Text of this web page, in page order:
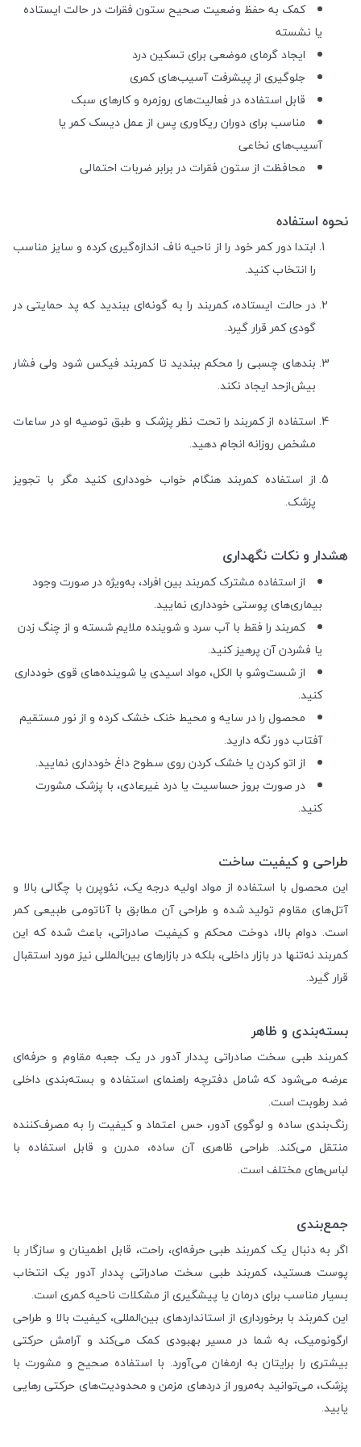
کمک به حفظ وضعیت صحیح ستون فقرات در حالت ایستاده
یا نشسته
ایجاد گرمای موضعی برای تسکین درد
جلوگیری از پیشرفت آسیب‌های کمری
قابل استفاده در فعالیت‌های روزمره و کارهای سبک
مناسب برای دوران ریکاوری پس از عمل دیسک کمر یا
آسیب‌های نخاعی
محافظت از ستون فقرات در برابر ضربات احتمالی
نحوه استفاده
ابتدا دور کمر خود را از ناحیه ناف اندازه‌گیری کرده و سایز مناسب
را انتخاب کنید.
در حالت ایستاده، کمربند را به گونه‌ای ببندید که پد حمایتی در
گودی کمر قرار گیرد.
بندهای چسبی را محکم ببندید تا کمربند فیکس شود ولی فشار
بیش‌ازحد ایجاد نکند.
استفاده از کمربند را تحت نظر پزشک و طبق توصیه او در ساعات
مشخص روزانه انجام دهید.
از استفاده کمربند هنگام خواب خودداری کنید مگر با تجویز
پزشک.
هشدار و نکات نگهداری
از استفاده مشترک کمربند بین افراد، به‌ویژه در صورت وجود
بیماری‌های پوستی خودداری نمایید.
کمربند را فقط با آب سرد و شوینده ملایم شسته و از چنگ زدن
یا فشردن آن پرهیز کنید.
از شست‌وشو با الکل، مواد اسیدی یا شوینده‌های قوی خودداری
کنید.
محصول را در سایه و محیط خنک خشک کرده و از نور مستقیم
آفتاب دور نگه دارید.
از اتو کردن یا خشک کردن روی سطوح داغ خودداری نمایید.
در صورت بروز حساسیت یا درد غیرعادی، با پزشک مشورت
کنید.
طراحی و کیفیت ساخت
این محصول با استفاده از مواد اولیه درجه یک، نئوپرن با چگالی بالا و
آتل‌های مقاوم تولید شده و طراحی آن مطابق با آناتومی طبیعی کمر
است. دوام بالا، دوخت محکم و کیفیت صادراتی، باعث شده که این
کمربند نه‌تنها در بازار داخلی، بلکه در بازارهای بین‌المللی نیز مورد استقبال
قرار گیرد.
بسته‌بندی و ظاهر
کمربند طبی سخت صادراتی پددار آدور در یک جعبه مقاوم و حرفه‌ای
عرضه می‌شود که شامل دفترچه راهنمای استفاده و بسته‌بندی داخلی
ضد رطوبت است.
رنگ‌بندی ساده و لوگوی آدور، حس اعتماد و کیفیت را به مصرف‌کننده
منتقل می‌کند. طراحی ظاهری آن ساده، مدرن و قابل استفاده با
لباس‌های مختلف است.
جمع‌بندی
اگر به دنبال یک کمربند طبی حرفه‌ای، راحت، قابل اطمینان و سازگار با
پوست هستید، کمربند طبی سخت صادراتی پددار آدور یک انتخاب
بسیار مناسب برای درمان یا پیشگیری از مشکلات ناحیه کمری است.
این کمربند با برخورداری از استانداردهای بین‌المللی، کیفیت بالا و طراحی
ارگونومیک، به شما در مسیر بهبودی کمک می‌کند و آرامش حرکتی
بیشتری را برایتان به ارمغان می‌آورد. با استفاده صحیح و مشورت با
پزشک، می‌توانید به‌مرور از دردهای مزمن و محدودیت‌های حرکتی رهایی
یابید.